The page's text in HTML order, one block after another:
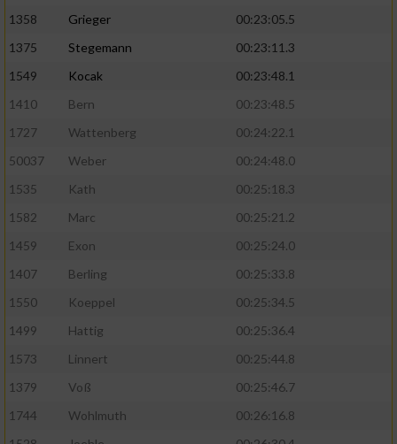
1358
Grieger
00:23:05.5
1375
Stegemann
00:23:11.3
1549
Kocak
00:23:48.1
1410
Bern
00:23:48.5
1727
Wattenberg
00:24:22.1
50037
Weber
00:24:48.0
1535
Kath
00:25:18.3
1582
Marc
00:25:21.2
1459
Exon
00:25:24.0
1407
Berling
00:25:33.8
1550
Koeppel
00:25:34.5
1499
Hattig
00:25:36.4
1573
Linnert
00:25:44.8
1379
Voß
00:25:46.7
1744
Wohlmuth
00:26:16.8